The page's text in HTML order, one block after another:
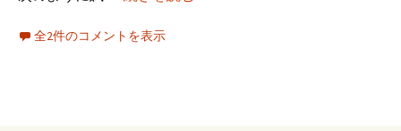
全2件のコメントを表示